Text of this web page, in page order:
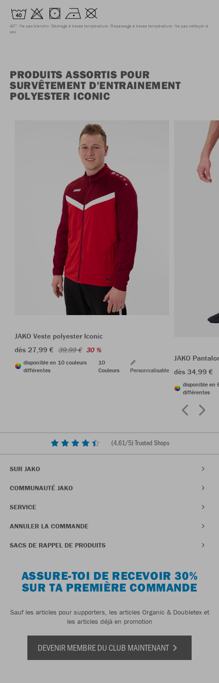
40° Ne pas blanchir Séchage à basse température Repassage à basse température Ne pas nettoyer à
sec
PRODUITS ASSORTIS POUR
SURVÊTEMENT D'ENTRAINEMENT
POLYESTER ICONIC
JAKO Veste polyester Iconic
dès 27,99 € 39,99 € 30 %
disponible en 10 couleurs
différentes
10
Couleurs
Personnalisable
JAKO
dès 34,99 €
disponible en
différentes
(4,61/5) Trusted Shops
SUR JAKO
COMMUNAUTÉ JAKO
SERVICE
ANNULER LA COMMANDE
SACS DE RAPPEL DE PRODUITS
ASSURE-TOI DE RECEVOIR 30%
SUR TA PREMIÈRE COMMANDE
Sauf les articles pour supporters, les articles Organic & Doubletex et
les articles déjà en promotion
DEVENIR MEMBRE DU CLUB MAINTENANT